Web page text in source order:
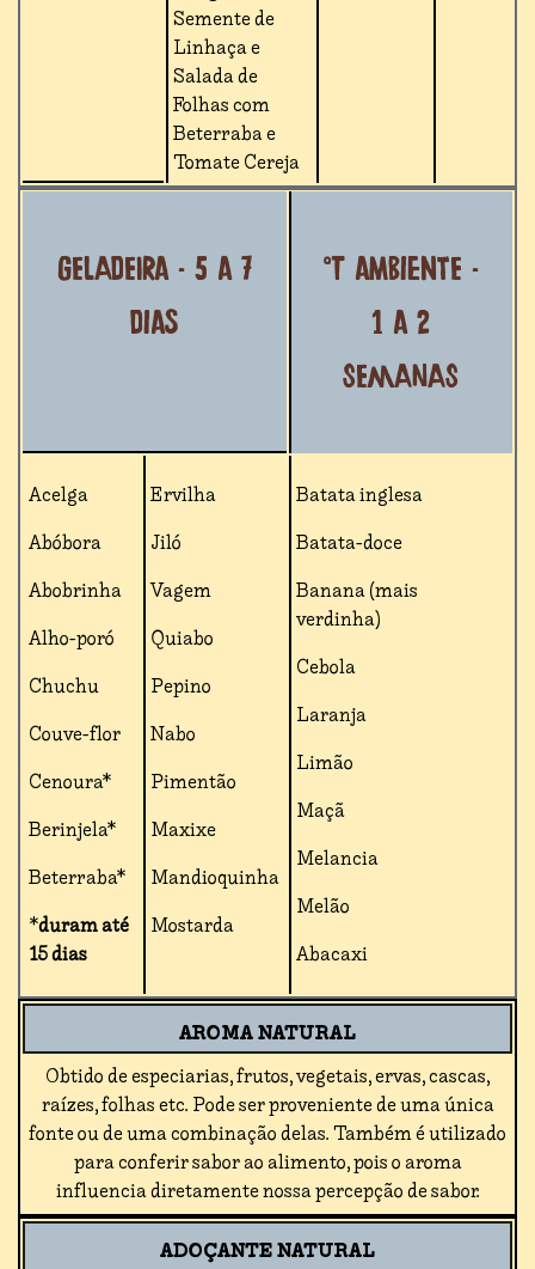
Semente de
Linhaça e
Salada de
Folhas com
Beterraba e
Tomate Cereja
Geladeira - 5 a 7
dias
°T ambiente -
1 a 2
semanas
Acelga
Abóbora
Abobrinha
Alho-poró
Chuchu
Couve-flor
Cenoura*
Berinjela*
Beterraba*
*duram até
15 dias
Ervilha
Jiló
Vagem
Quiabo
Pepino
Nabo
Pimentão
Maxixe
Mandioquinha
Mostarda
Batata inglesa
Batata-doce
Banana (mais
verdinha)
Cebola
Laranja
Limão
Maçã
Melancia
Melão
Abacaxi
AROMA NATURAL
Obtido de especiarias, frutos, vegetais, ervas, cascas,
raízes, folhas etc. Pode ser proveniente de uma única
fonte ou de uma combinação delas. Também é utilizado
para conferir sabor ao alimento, pois o aroma
influencia diretamente nossa percepção de sabor.
ADOÇANTE NATURAL